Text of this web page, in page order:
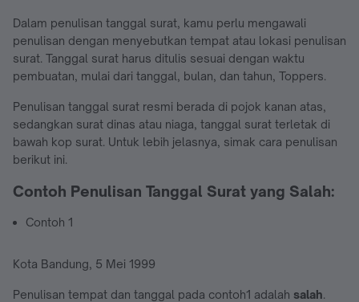
Dalam penulisan tanggal surat, kamu perlu mengawali
penulisan dengan menyebutkan tempat atau lokasi penulisan
surat. Tanggal surat harus ditulis sesuai dengan waktu
pembuatan, mulai dari tanggal, bulan, dan tahun, Toppers.
Penulisan tanggal surat resmi berada di pojok kanan atas,
sedangkan surat dinas atau niaga, tanggal surat terletak di
bawah kop surat. Untuk lebih jelasnya, simak cara penulisan
berikut ini.
Contoh Penulisan Tanggal Surat yang Salah:
Contoh 1
Kota Bandung, 5 Mei 1999
Penulisan tempat dan tanggal pada contoh1 adalah salah.